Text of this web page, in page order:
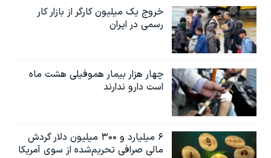
خروج یک میلیون کارگر از بازار کار
رسمی در ایران
چهار هزار بیمار هموفیلی هشت ماه
است دارو ندارند
۶ میلیارد و ۳۰۰ میلیون دلار گردش
مالی صرافی تحریم‌شده از سوی آمریکا